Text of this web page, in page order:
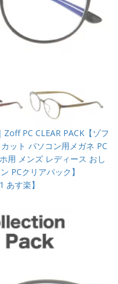
PC CLEAR PACK【ゾフ
ット パソコン用メガネ PC
用 メンズ レディース おし
PCクリアパック】
あす楽】